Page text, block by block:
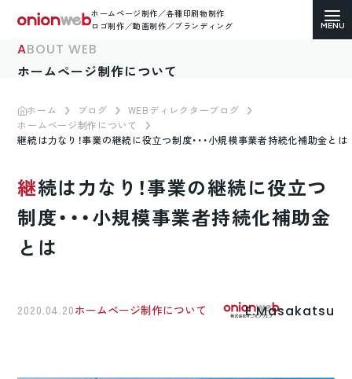
ホームページ制作／各種印刷物制作
ロゴ制作／動画制作／ブランディング
ホームページ制作
ECサイト（通販）制作
LP（ランディングページ）制作
ABOUT WEB
ホームページ制作について
ホーム ブログ
WEBディレクターブログ
ホームページ制作について
継続は力なり！事業の継続に役立つ制度・・・小規模事業者持続化補助金とは
継続は力なり！事業の継続に役立つ
制度・・・小規模事業者持続化補助金
とは
2020.04.20 ホームページ制作について E.Masakatsu